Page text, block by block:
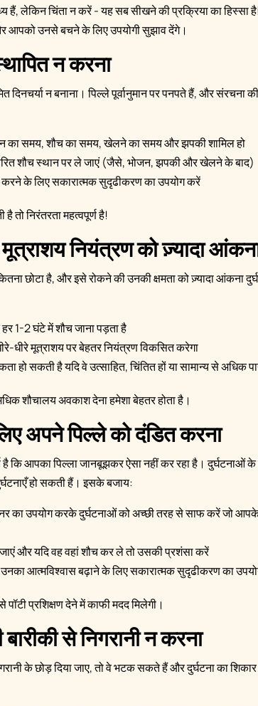
हैं, लेकिन चिंता न करें - यह सब सीखने की प्रक्रिया का हिस्सा
आपको उनसे बचने के लिए उपयोगी सुझाव देंगे।
न करना
दिनचर्या न बनाना। पिल्ले पूर्वानुमान पर पनपते हैं, और संरचना
का समय, शौच का समय, खेलने का समय और झपकी शामिल हो
शौच स्थान पर ले जाएं (जैसे, भोजन, झपकी और खेलने के बाद)
के लिए सकारात्मक सुदृढीकरण का उपयोग करें
तो निरंतरता महत्वपूर्ण है!
नियंत्रण को ज़्यादा
छोटा है, और इसे रोकने की उनकी क्षमता को ज़्यादा आंकना
1-2 घंटे में शौच जाना पड़ता है
धीरे मूत्राशय पर बेहतर नियंत्रण विकसित करेगा
हो सकती है यदि वे उत्साहित, चिंतित हों या सामान्य से अधिक
शौचालय अवकाश देना हमेशा बेहतर होता है।
अपने पिल्ले को दंडित करना
है कि आपका पिल्ला जानबूझकर ऐसा नहीं कर रहा है। दुर्घटनाओं
हो सकती हैं। इसके बजाय:
का उपयोग करके दुर्घटनाओं को अच्छी तरह से साफ करें जो
और यदि वह वहां शौच कर ले तो उसकी प्रशंसा करें
आत्मविश्वास बढ़ाने के लिए सकारात्मक सुदृढीकरण का
प्रशिक्षण देने में काफी मदद मिलेगी।
से निगरानी न करना
के छोड़ दिया जाए, तो वे भटक सकते हैं और दुर्घटना का